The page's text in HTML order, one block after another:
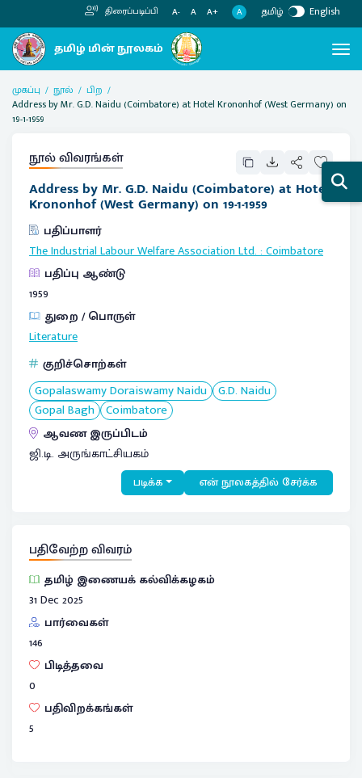
திரைப்படிப்பி A- A A+ A தமிழ் English
முகப்பு நூல்
பிற
Address by Mr. G.D. Naidu (Coimbatore) at Hotel Krononhof (West Germany) on
19-1-1959
நூல் விவரங்கள்
Address by Mr. G.D. Naidu (Coimbatore) at Hotel
Krononhof (West Germany) on 19-1-1959
பதிப்பாளர்
The Industrial Labour Welfare Association Ltd.:Coimbatore
பதிப்பு ஆண்டு
1959
துறை / பொருள்
Literature
குறிச்சொற்கள்
Gopalaswamy Doraiswamy Naidu G.D. Naidu
Gopal Bagh Coimbatore
ஆவண இருப்பிடம்
ஜி.டி. அருங்காட்சியகம்
படிக்க என் நூலகத்தில் சேர்க்க
பதிவேற்ற விவரம்
தமிழ் இணையக் கல்விக்கழகம்
31 Dec 2025
பார்வைகள்
146
பிடித்தவை
0
பதிவிறக்கங்கள்
5